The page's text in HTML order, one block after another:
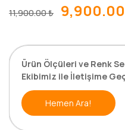
11,900.00₺ 9,900.00
Ürün Ölçüleri ve Renk
Ekibimiz ile İletişime
Hemen Ara!